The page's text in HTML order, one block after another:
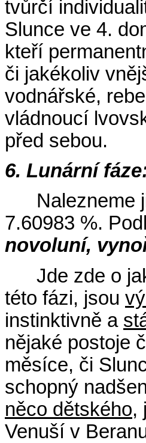
tvůrčí
Slunce ve 4.
kteří
či jakékoliv
vodnářské,
vládnoucí
před sebou.
6. Lunární
Nalezneme
7.60983 %.
novoluní,
Jde zde o
této fázi, jsou
instinktivně a
nějaké postoje
měsíce, či
schopný
něco dětského,
Venuší v